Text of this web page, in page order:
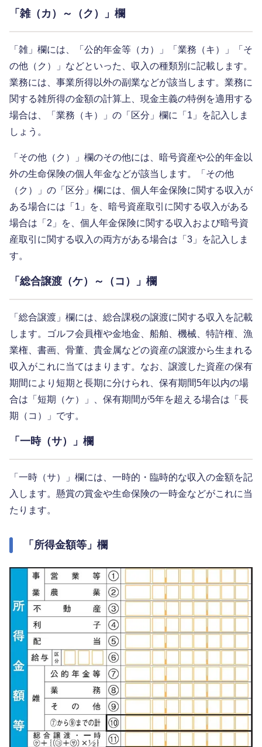
「雑（カ）～（ク）」欄
「雑」欄には、「公的年金等（カ）」「業務（キ）」「そ
の他（ク）」などといった、収入の種類別に記載します。
業務には、事業所得以外の副業などが該当します。業務に
関する雑所得の金額の計算上、現金主義の特例を適用する
場合は、「業務（キ）」の「区分」欄に「1」を記入しま
しょう。
「その他（ク）」欄のその他には、暗号資産や公的年金以
外の生命保険の個人年金などが該当します。「その他
（ク）」の「区分」欄には、個人年金保険に関する収入が
ある場合には「1」を、暗号資産取引に関する収入がある
場合は「2」を、個人年金保険に関する収入および暗号資
産取引に関する収入の両方がある場合は「3」を記入しま
す。
「総合譲渡（ケ）～（コ）」欄
「総合譲渡」欄には、総合課税の譲渡に関する収入を記載
します。ゴルフ会員権や金地金、船舶、機械、特許権、漁
業権、書画、骨董、貴金属などの資産の譲渡から生まれる
収入がこれに当てはまります。なお、譲渡した資産の保有
期間により短期と長期に分けられ、保有期間5年以内の場
合は「短期（ケ）」、保有期間が5年を超える場合は「長
期（コ）」です。
「一時（サ）」欄
「一時（サ）」欄には、一時的・臨時的な収入の金額を記
入します。懸賞の賞金や生命保険の一時金などがこれに当
たります。
「所得金額等」欄